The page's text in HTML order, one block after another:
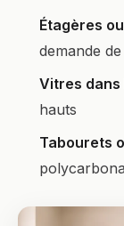
Étagères
demande
Vitres
hauts
Tabourets